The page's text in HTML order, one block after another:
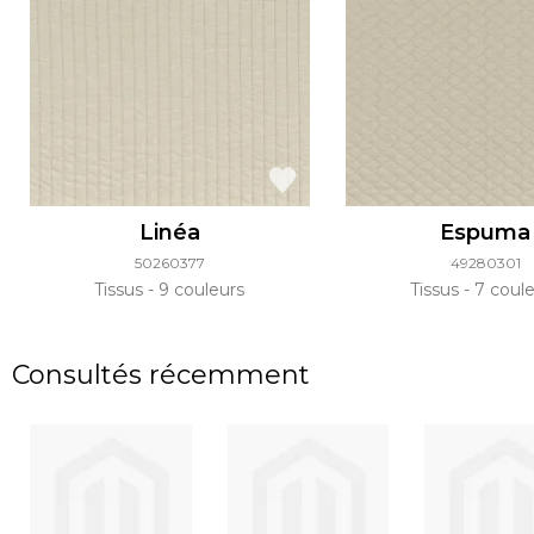
Linéa
50260377
Tissus 9 couleurs
Espuma
49280301
Tissus 7
Consultés récemment